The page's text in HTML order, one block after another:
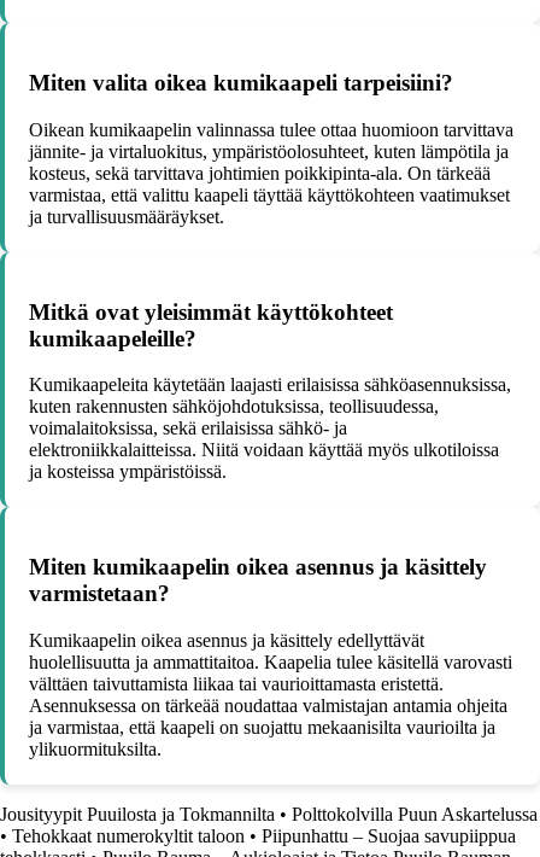
Miten valita oikea kumikaapeli tarpeisiini?
Oikean kumikaapelin valinnassa tulee ottaa huomioon tarvittava
jännite- ja virtaluokitus, ympäristöolosuhteet, kuten lämpötila ja
kosteus, sekä tarvittava johtimien poikkipinta-ala. On tärkeää
varmistaa, että valittu kaapeli täyttää käyttökohteen vaatimukset
ja turvallisuusmääräykset.
Mitkä ovat yleisimmät käyttökohteet
kumikaapeleille?
Kumikaapeleita käytetään laajasti erilaisissa sähköasennuksissa,
kuten rakennusten sähköjohdotuksissa, teollisuudessa,
voimalaitoksissa, sekä erilaisissa sähkö- ja
elektroniikkalaitteissa. Niitä voidaan käyttää myös ulkotiloissa
ja kosteissa ympäristöissä.
Miten kumikaapelin oikea asennus ja käsittely
varmistetaan?
Kumikaapelin oikea asennus ja käsittely edellyttävät
huolellisuutta ja ammattitaitoa. Kaapelia tulee käsitellä varovasti
välttäen taivuttamista liikaa tai vaurioittamasta eristettä.
Asennuksessa on tärkeää noudattaa valmistajan antamia ohjeita
ja varmistaa, että kaapeli on suojattu mekaanisilta vaurioilta ja
ylikuormituksilta.
Jousityypit Puuilosta ja Tokmannilta • Polttokolvilla Puun Askartelussa
• Tehokkaat numerokyltit taloon • Piipunhattu – Suojaa savupiippua